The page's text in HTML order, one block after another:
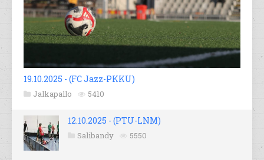
19.10.2025 - (FC Jazz-PKKU)
Jalkapallo 5410
12.10.2025 - (PTU-LNM)
Salibandy 5550